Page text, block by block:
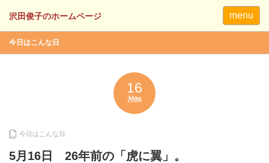
menu
今日はこんな日
16
May
2024
今日はこんな日
5月16日 26年前の「虎に翼」。